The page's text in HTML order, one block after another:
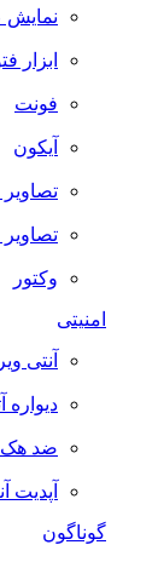
ابزار
فونت
آیکون
تصاویر
وکتور
امنیتی
آنتی
دیواره
ضد
آپدیت
گوناگون